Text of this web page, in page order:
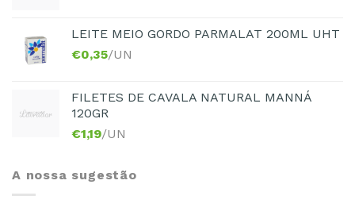
LEITE MEIO GORDO PARMALAT 200ML UHT
€0,35/UN
FILETES DE CAVALA NATURAL MANNÁ
120GR
€1,19/UN
A nossa sugestão